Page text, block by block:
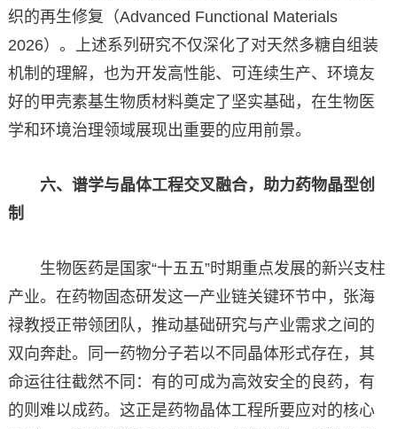
织的再生修复（Advanced Functional Materials
2026）。上述系列研究不仅深化了对天然多糖自组装
机制的理解，也为开发高性能、可连续生产、环境友
好的甲壳素基生物质材料奠定了坚实基础，在生物医
学和环境治理领域展现出重要的应用前景。
六、谱学与晶体工程交叉融合，助力药物晶型创
制
生物医药是国家“十五五”时期重点发展的新兴支柱
产业。在药物固态研发这一产业链关键环节中，张海
禄教授正带领团队，推动基础研究与产业需求之间的
双向奔赴。同一药物分子若以不同晶体形式存在，其
命运往往截然不同：有的可成为高效安全的良药，有
的则难以成药。这正是药物晶体工程所要应对的核心